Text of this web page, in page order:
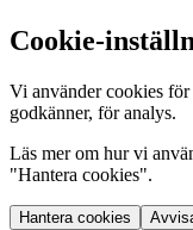
Cookie-
Vi använder cookies
godkänner, för analys.
Läs mer om hur vi
"Hantera cookies".
Hantera cookies